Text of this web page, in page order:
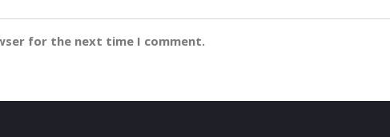
for the next time I comment.